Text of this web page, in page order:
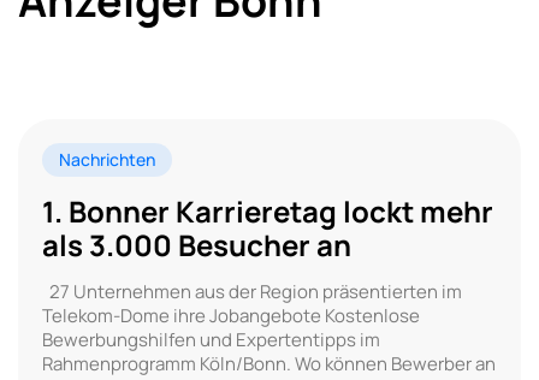
Nachrichten
1. Bonner Karrieretag lockt mehr
als 3.000 Besucher an
27 Unternehmen aus der Region präsentierten im
Telekom-Dome ihre Jobangebote Kostenlose
Bewerbungshilfen und Expertentipps im
Rahmenprogramm Köln/Bonn. Wo können Bewerber an